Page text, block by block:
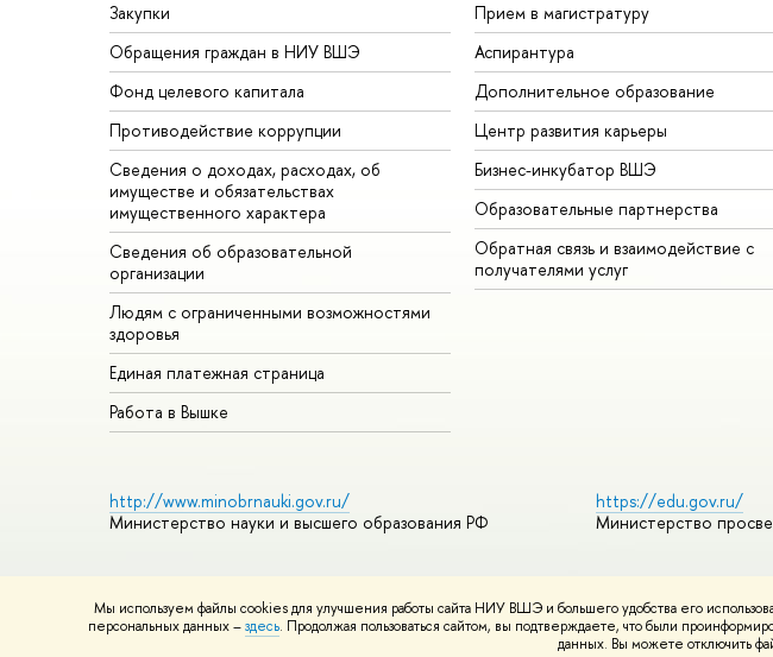
Мы используем файлы cookies для улучшения работы сайта НИУ ВШЭ и большего удобства его
персональных данных –здесь. Продолжая пользоваться сайтом, вы подтверждаете, что были
данных. Вы можете отключить
Закупки
Обращения граждан в НИУ ВШЭ
Фонд целевого капитала
Противодействие коррупции
Сведения о доходах, расходах, об
имуществе и обязательствах
имущественного характера
Сведения об образовательной
организации
Людям с ограниченными возможностями
здоровья
Единая платежная страница
Работа в Вышке
Прием в магистратуру
Аспирантура
Дополнительное образование
Центр развития карьеры
Бизнес-инкубатор ВШЭ
Образовательные партнерства
Обратная связь и взаимодействие с
получателями услуг
http://www.minobrnauki.gov.ru/
Министерство науки и высшего образования РФ
https://edu.gov.ru/
Министерство
© НИУ ВШЭ 1993–2026 Адреса и контактыУсловия использования материаловПолитика
Шрифты HSE Sans и HSE Slab разработаны вШколе дизайна НИУ ВШЭ